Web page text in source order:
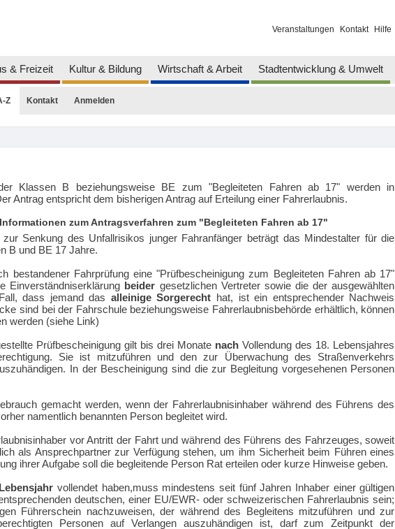
Veranstaltungen Kontakt Hilfe
& Freizeit Kultur & Bildung Wirtschaft & Arbeit Stadtentwicklung & Umwelt
Z Kontakt Anmelden
Klassen B beziehungsweise BE zum "Begleiteten Fahren ab 17" werden in
Antrag entspricht dem bisherigen Antrag auf Erteilung einer Fahrerlaubnis.
zum Antragsverfahren zum "Begleiteten Fahren ab 17"
Senkung des Unfallrisikos junger Fahranfänger beträgt das Mindestalter für die
B und BE 17 Jahre.
bestandener Fahrprüfung eine "Prüfbescheinigung zum Begleiteten Fahren ab 17"
Einverständniserklärung beider gesetzlichen Vertreter sowie die der ausgewählten
dass jemand das alleinige Sorgerecht hat, ist ein entsprechender Nachweis
sind bei der Fahrschule beziehungsweise Fahrerlaubnisbehörde erhältlich, können
werden (siehe Link)
Prüfbescheinigung gilt bis drei Monate nach Vollendung des 18. Lebensjahres
Sie ist mitzuführen und den zur Überwachung des Straßenverkehrs
In der Bescheinigung sind die zur Begleitung vorgesehenen Personen
gemacht werden, wenn der Fahrerlaubnisinhaber während des Führens des
namentlich benannten Person begleitet wird.
vor Antritt der Fahrt und während des Führens des Fahrzeuges, soweit
als Ansprechpartner zur Verfügung stehen, um ihm Sicherheit beim Führen eines
ihrer Aufgabe soll die begleitende Person Rat erteilen oder kurze Hinweise geben.
vollendet haben,muss mindestens seit fünf Jahren Inhaber einer gültigen
deutschen, einer EU/EWR- oder schweizerischen Fahrerlaubnis sein;
Führerschein nachzuweisen, der während des Begleitens mitzuführen und zur
Personen auf Verlangen auszuhändigen ist, darf zum Zeitpunkt der